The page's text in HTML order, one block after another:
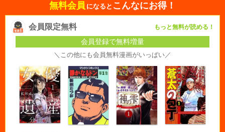
無料会員 になると こんなにお得！
会員限定無料 もっと無料が読める！
会員登録で無料増量
＼この他にも会員無料漫画がいっぱい／